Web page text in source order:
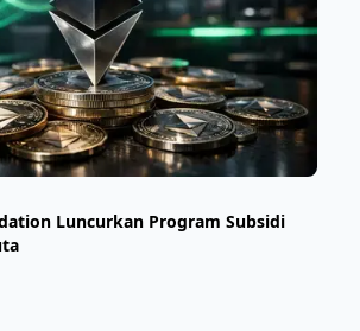
Luncurkan Program Subsidi